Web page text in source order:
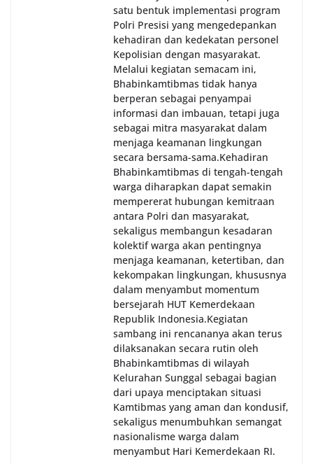
satu bentuk implementasi program
Polri Presisi yang mengedepankan
kehadiran dan kedekatan personel
Kepolisian dengan masyarakat.
Melalui kegiatan semacam ini,
Bhabinkamtibmas tidak hanya
berperan sebagai penyampai
informasi dan imbauan, tetapi juga
sebagai mitra masyarakat dalam
menjaga keamanan lingkungan
secara bersama-sama.‎‎Kehadiran
Bhabinkamtibmas di tengah-tengah
warga diharapkan dapat semakin
mempererat hubungan kemitraan
antara Polri dan masyarakat,
sekaligus membangun kesadaran
kolektif warga akan pentingnya
menjaga keamanan, ketertiban, dan
kekompakan lingkungan, khususnya
dalam menyambut momentum
bersejarah HUT Kemerdekaan
Republik Indonesia.‎Kegiatan
sambang ini rencananya akan terus
dilaksanakan secara rutin oleh
Bhabinkamtibmas di wilayah
Kelurahan Sunggal sebagai bagian
dari upaya menciptakan situasi
Kamtibmas yang aman dan kondusif,
sekaligus menumbuhkan semangat
nasionalisme warga dalam
menyambut Hari Kemerdekaan RI.